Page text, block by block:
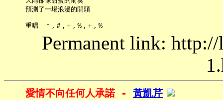
     預測了一場浪漫的開頭
Permanent link:
愛情不向任何人承諾 - 黃凱芹